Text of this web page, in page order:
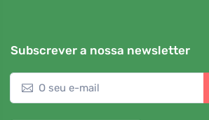
Subscrever a nossa newsletter